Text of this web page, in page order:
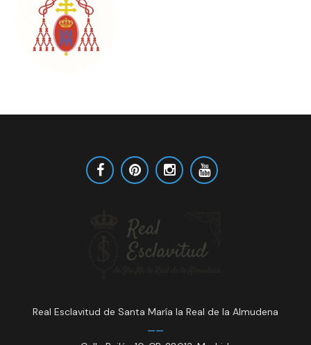
Real Esclavitud de Santa María la Real de la Almudena